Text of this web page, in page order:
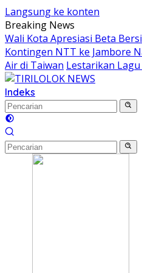
Langsung ke konten
Breaking News
Wali Kota Apresiasi Beta
Kontingen NTT ke Jambore
Air di Taiwan Lestarikan
Indeks